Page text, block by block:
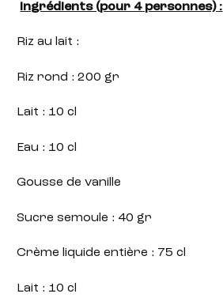
Ingrédients (pour 4 personnes) :
Riz au lait :
Riz rond : 200 gr
Lait : 10 cl
Eau : 10 cl
Gousse de vanille
Sucre semoule : 40 gr
Crème liquide entière : 75 cl
Lait : 10 cl